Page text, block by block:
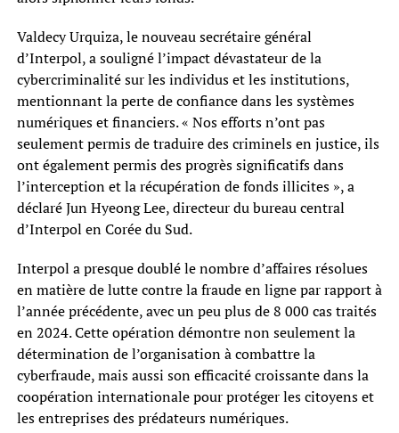
Valdecy Urquiza, le nouveau secrétaire général
d’Interpol, a souligné l’impact dévastateur de la
cybercriminalité sur les individus et les institutions,
mentionnant la perte de confiance dans les systèmes
numériques et financiers. « Nos efforts n’ont pas
seulement permis de traduire des criminels en justice, ils
ont également permis des progrès significatifs dans
l’interception et la récupération de fonds illicites », a
déclaré Jun Hyeong Lee, directeur du bureau central
d’Interpol en Corée du Sud.
Interpol a presque doublé le nombre d’affaires résolues
en matière de lutte contre la fraude en ligne par rapport à
l’année précédente, avec un peu plus de 8 000 cas traités
en 2024. Cette opération démontre non seulement la
détermination de l’organisation à combattre la
cyberfraude, mais aussi son efficacité croissante dans la
coopération internationale pour protéger les citoyens et
les entreprises des prédateurs numériques.